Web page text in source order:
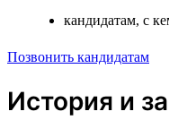
кандидатам, с
Позвонить кандидатам
История и